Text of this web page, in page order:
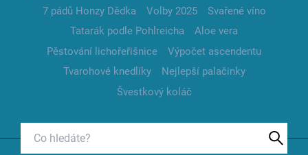
7 pádů Honzy Dědka
Volby 2025
Svařené víno
Tatarák podle Pohlreicha
Aloe vera
Pěstování lichořeřišnice
Výpočet ascendentu
Tvarohové knedlíky
Nejlepší palačinky
Švestkový koláč